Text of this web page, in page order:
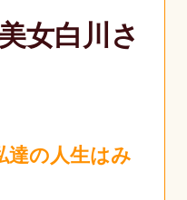
女白川さ
達の人生はみ